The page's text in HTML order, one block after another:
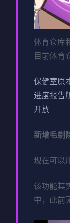
体育仓库
目前体育
保健室原
进度报告
开放
新增毛剃
现在可以
该功能其
中，此前